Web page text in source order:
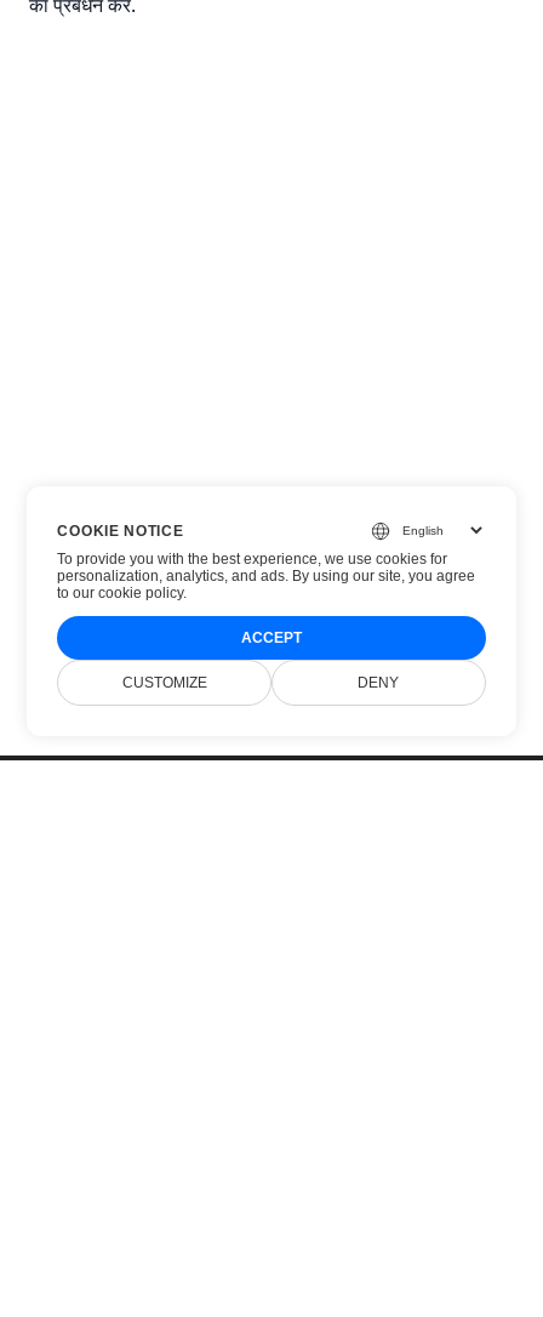
COOKIE NOTICE
To provide you with the best experience, we use cookies for
personalization, analytics, and ads. By using our site, you agree
toour cookie policy.
ACCEPT
CUSTOMIZE DENY